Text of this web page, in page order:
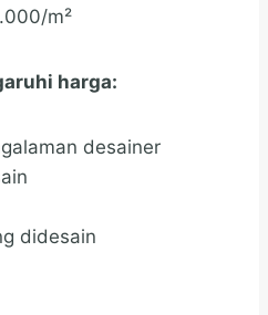
m²
harga:
desainer
didesain